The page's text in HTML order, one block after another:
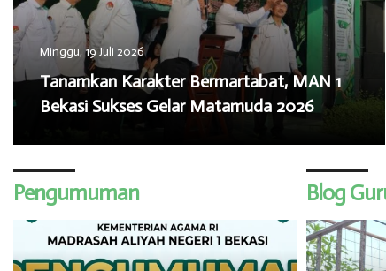
Minggu, 19 Juli 2026
​Tanamkan Karakter Bermartabat, MAN 1
Bekasi Sukses Gelar Matamuda 2026
Pengumuman Blog